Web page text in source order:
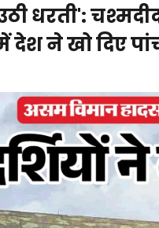
धरती':
ने खो दिए